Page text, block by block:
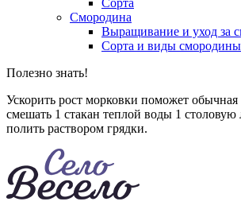
Смородина
Выращивание и уход за
Сорта и виды смородины
Полезно знать!
Ускорить рост морковки поможет
смешать 1 стакан теплой воды 1
полить раствором грядки.